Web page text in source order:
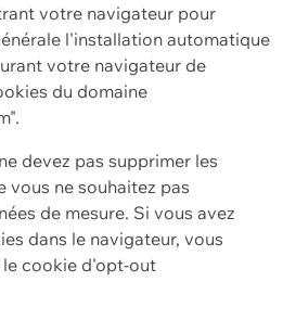
votre navigateur pour
l'installation automatique
votre navigateur de
du domaine
devez pas supprimer les
ne souhaitez pas
de mesure. Si vous avez
dans le navigateur, vous
le cookie d'opt-out